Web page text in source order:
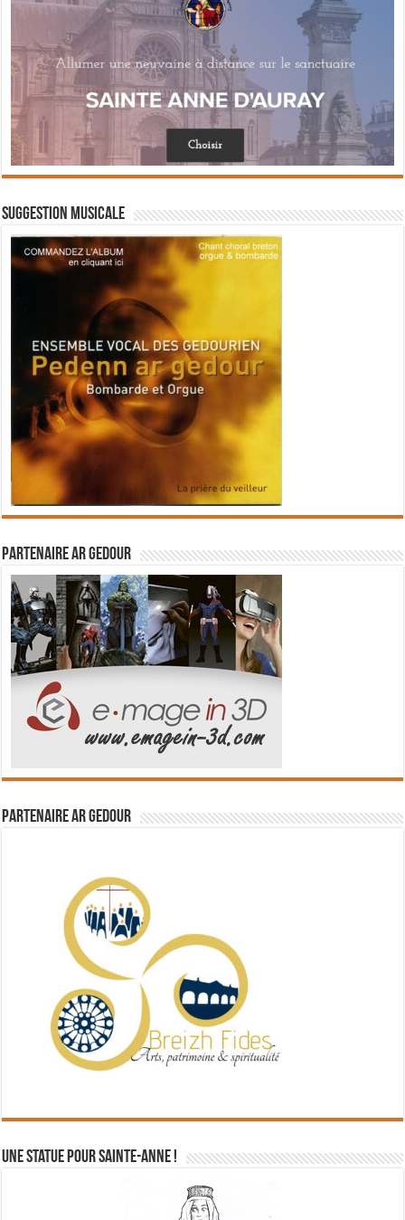
Suggestion musicale
Partenaire Ar Gedour
Partenaire Ar Gedour
Une statue pour Sainte-Anne !